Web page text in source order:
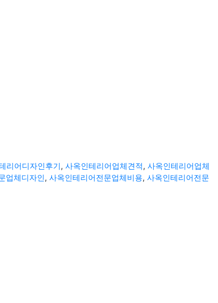
리어디자인후기, 사옥인테리어업체견적, 사옥인테리어업체
업체디자인, 사옥인테리어전문업체비용, 사옥인테리어전문